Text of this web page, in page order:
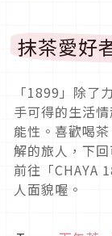
抹茶愛好
「1899」除了
手可得的生活
能性。喜歡喝
解的旅人，下
前往「CHAYA
人面貌喔。